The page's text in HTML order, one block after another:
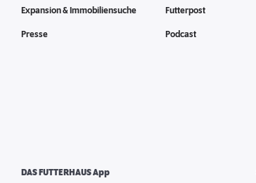
Expansion & Immobiliensuche
Presse
Futterpost
Podcast
DAS FUTTERHAUS App